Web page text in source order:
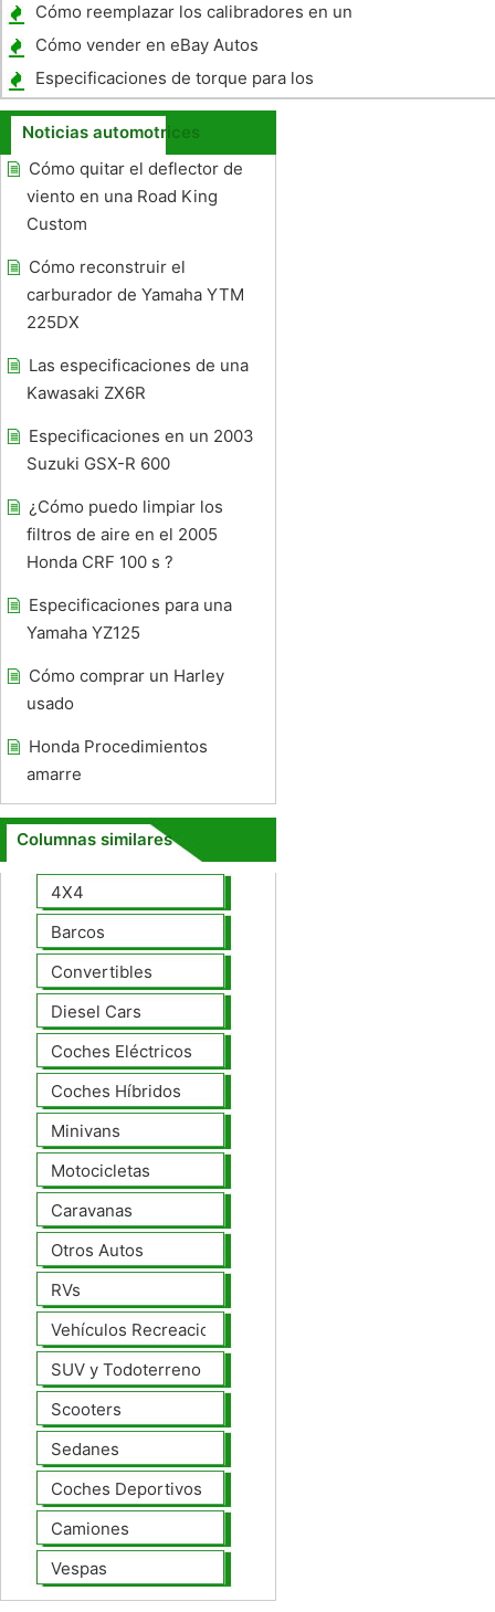
Cómo reemplazar los calibradores en un
1993 Mazda 929
Cómo vender en eBay Autos
Especificaciones de torque para los
casquillos principales en un Chevy 305
1984
Noticias automotrices
Cómo quitar el deflector de
viento en una Road King
Custom
Cómo reconstruir el
carburador de Yamaha YTM
225DX
Las especificaciones de una
Kawasaki ZX6R
Especificaciones en un 2003
Suzuki GSX-R 600
¿Cómo puedo limpiar los
filtros de aire en el 2005
Honda CRF 100 s ?
Especificaciones para una
Yamaha YZ125
Cómo comprar un Harley
usado
Honda Procedimientos
amarre
Columnas similares
4X4
Barcos
Convertibles
Diesel Cars
Coches Eléctricos
Coches Híbridos
Minivans
Motocicletas
Caravanas
Otros Autos
RVs
Vehículos Recreacionales
SUV y Todoterreno
Scooters
Sedanes
Coches Deportivos
Camiones
Vespas